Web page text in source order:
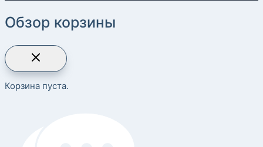
Обзор корзины
Корзина пуста.